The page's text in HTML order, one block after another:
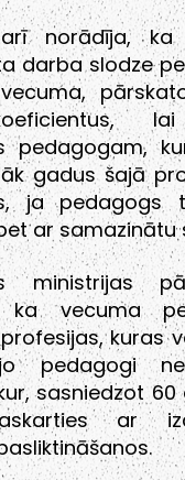
arī norādīja,
darba slodze
pedagogam,
gadus šajā
ja pedagogs
ar samazinātu
ministrijas
ka vecuma
kuras
pedagogi
sasniedzot
ar